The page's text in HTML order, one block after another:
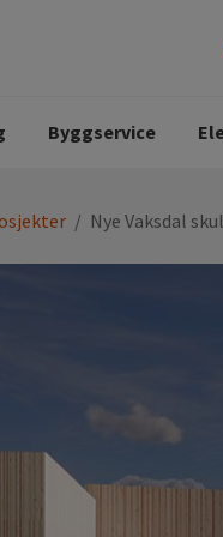
prosjekter
Byggservice
/ Nye Vaksdal